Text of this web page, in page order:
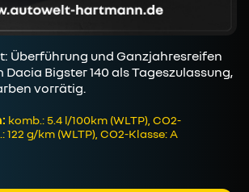
Überführung und Ganzjahresreifen
Bigster 140 als Tageszulassung,
vorrätig.
komb.: 5.4 l/100km (WLTP), CO2-
122 g/km (WLTP), CO2-Klasse: A